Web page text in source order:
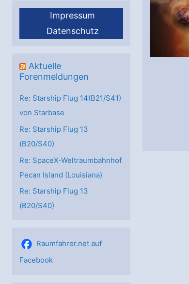
Impressum
Datenschutz
Aktuelle
Forenmeldungen
Re: Starship Flug 14(B21/S41)
von Starbase
Re: Starship Flug 13
(B20/S40)
Re: SpaceX-Weltraumbahnhof
Pecan Island (Louisiana)
Re: Starship Flug 13
(B20/S40)
Raumfahrer.net auf
Facebook